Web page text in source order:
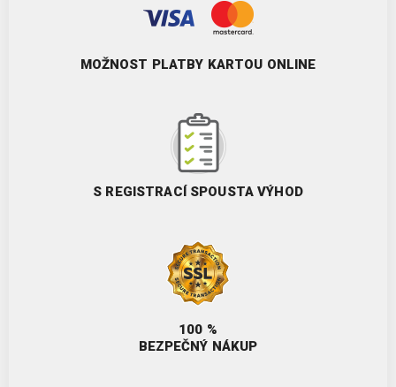
MOŽNOST PLATBY KARTOU ONLINE
S REGISTRACÍ SPOUSTA VÝHOD
100 %
BEZPEČNÝ NÁKUP